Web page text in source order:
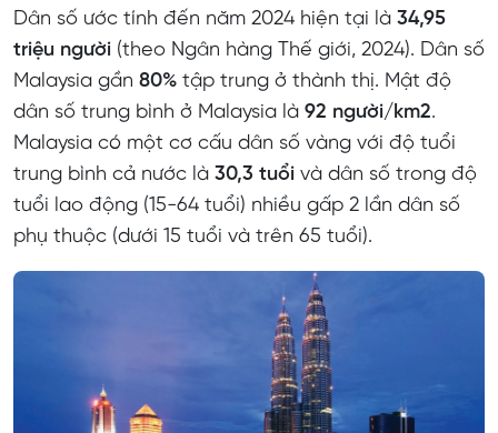
Dân số ước tính đến năm 2024 hiện tại là 34,95
triệu người (theo Ngân hàng Thế giới, 2024). Dân số
Malaysia gần 80% tập trung ở thành thị. Mật độ
dân số trung bình ở Malaysia là 92 người/km2.
Malaysia có một cơ cấu dân số vàng với độ tuổi
trung bình cả nước là 30,3 tuổi và dân số trong độ
tuổi lao động (15-64 tuổi) nhiều gấp 2 lần dân số
phụ thuộc (dưới 15 tuổi và trên 65 tuổi).